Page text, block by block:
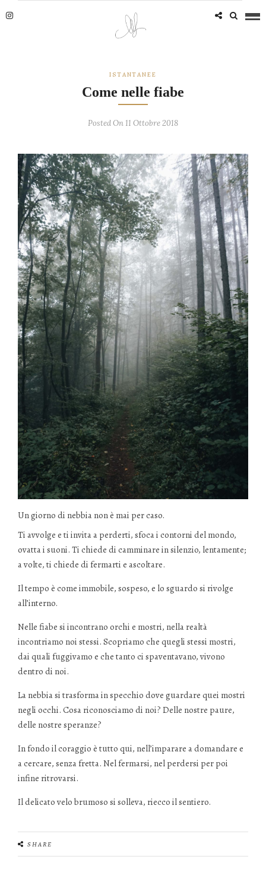
ISTANTANEE
Come nelle fiabe
Posted On 11 Ottobre 2018
Un giorno di nebbia non è mai per caso.
Ti avvolge e ti invita a perderti, sfoca i contorni del mondo,
ovatta i suoni. Ti chiede di camminare in silenzio, lentamente;
a volte, ti chiede di fermarti e ascoltare.
Il tempo è come immobile, sospeso, e lo sguardo si rivolge
all’interno.
Nelle fiabe si incontrano orchi e mostri, nella realtà
incontriamo noi stessi. Scopriamo che quegli stessi mostri,
dai quali fuggivamo e che tanto ci spaventavano, vivono
dentro di noi.
La nebbia si trasforma in specchio dove guardare quei mostri
negli occhi. Cosa riconosciamo di noi? Delle nostre paure,
delle nostre speranze?
In fondo il coraggio è tutto qui, nell’imparare a domandare e
a cercare, senza fretta. Nel fermarsi, nel perdersi per poi
infine ritrovarsi.
Il delicato velo brumoso si solleva, riecco il sentiero.
SHARE